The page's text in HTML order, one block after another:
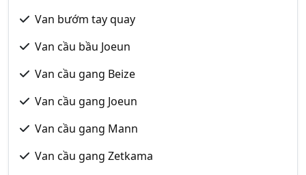
Van bướm tay quay
Van cầu bầu Joeun
Van cầu gang Beize
Van cầu gang Joeun
Van cầu gang Mann
Van cầu gang Zetkama